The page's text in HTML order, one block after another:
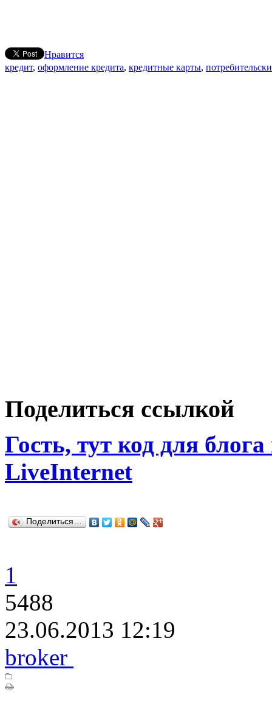
Нравится
кредит, оформление кредита, кредитные карты,
Поделиться ссылкой
Гость, тут код для
LiveInternet
Поделиться…
1
5488
23.06.2013 12:19
broker